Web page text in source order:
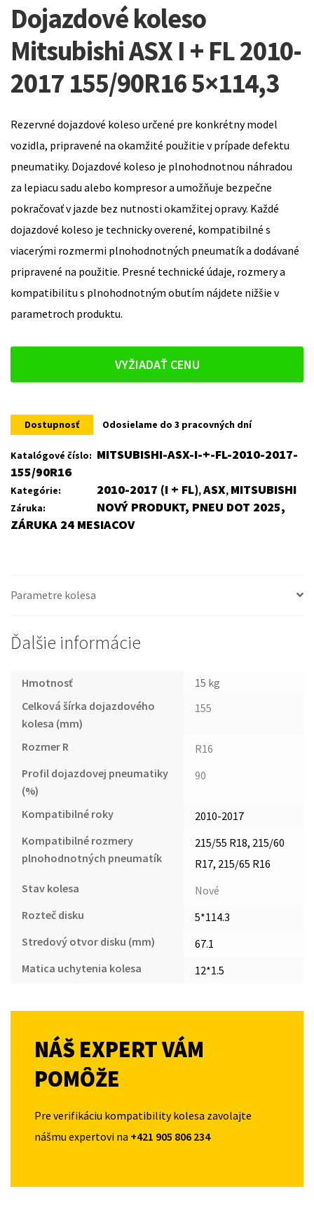
Dojazdové koleso
Mitsubishi ASX I + FL 2010-
2017 155/90R16 5×114,3
Rezervné dojazdové koleso určené pre konkrétny model
vozidla, pripravené na okamžité použitie v prípade defektu
pneumatiky. Dojazdové koleso je plnohodnotnou náhradou
za lepiacu sadu alebo kompresor a umožňuje bezpečne
pokračovať v jazde bez nutnosti okamžitej opravy. Každé
dojazdové koleso je technicky overené, kompatibilné s
viacerými rozmermi plnohodnotných pneumatík a dodávané
pripravené na použitie. Presné technické údaje, rozmery a
kompatibilitu s plnohodnotným obutím nájdete nižšie v
parametroch produktu.
VYŽIADAŤ CENU
Dostupnosť Odosielame do 3 pracovných dní
Katalógové číslo: MITSUBISHI-ASX-I-+-FL-2010-2017-
155/90R16
Kategórie: 2010-2017 (I + FL),ASX, MITSUBISHI
Záruka:
NOVÝ PRODUKT, PNEU DOT 2025,
ZÁRUKA 24 MESIACOV
Parametre kolesa
Ďalšie informácie
Hmotnosť
15 kg
Celková šírka dojazdového
kolesa (mm)
155
Rozmer R
R16
Profil dojazdovej pneumatiky
(%)
90
Kompatibilné roky
2010-2017
Kompatibilné rozmery
plnohodnotných pneumatík
215/55 R18, 215/60
R17, 215/65 R16
Stav kolesa
Nové
Rozteč disku
5*114.3
Stredový otvor disku (mm)
67.1
Matica uchytenia kolesa
12*1.5
NÁŠ EXPERT VÁM
POMÔŽE
Pre verifikáciu kompatibility kolesa zavolajte
nášmu expertovi na +421 905 806 234